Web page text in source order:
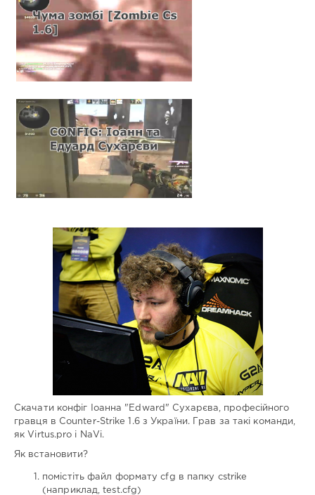
Скачати конфіг Іоанна "Edward" Сухарєва, професійного
гравця в Counter-Strike 1.6 з України. Грав за такі команди,
як Virtus.pro і NaVi.
Як встановити?
помістіть файл формату cfg в папку cstrike
(наприклад, test.cfg)